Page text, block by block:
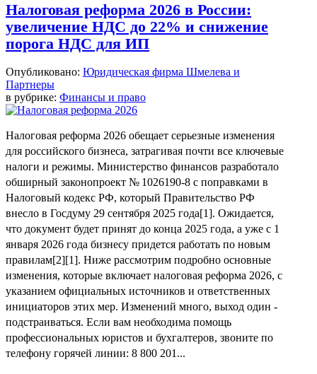
Налоговая реформа 2026 в России:
увеличение НДС до 22% и снижение
порога НДС для ИП
Опубликовано: Юридическая фирма Шмелева и
Партнеры
в рубрике: Финансы и право
Налоговая реформа 2026 обещает серьезные изменения
для российского бизнеса, затрагивая почти все ключевые
налоги и режимы. Министерство финансов разработало
обширный законопроект № 1026190-8 с поправками в
Налоговый кодекс РФ, который Правительство РФ
внесло в Госдуму 29 сентября 2025 года[1]. Ожидается,
что документ будет принят до конца 2025 года, а уже с 1
января 2026 года бизнесу придется работать по новым
правилам[2][1]. Ниже рассмотрим подробно основные
изменения, которые включает налоговая реформа 2026, с
указанием официальных источников и ответственных
инициаторов этих мер. Изменений много, выход один -
подстраиваться. Если вам необходима помощь
профессиональных юристов и бухгалтеров, звоните по
телефону горячей линии: 8 800 201...